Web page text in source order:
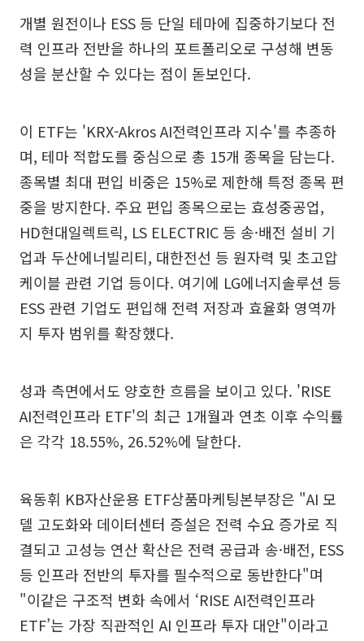
개별 원전이나 ESS 등 단일 테마에 집중하기보다 전
력 인프라 전반을 하나의 포트폴리오로 구성해 변동
성을 분산할 수 있다는 점이 돋보인다.
이 ETF는 'KRX-Akros AI전력인프라 지수'를 추종하
며, 테마 적합도를 중심으로 총 15개 종목을 담는다.
종목별 최대 편입 비중은 15%로 제한해 특정 종목 편
중을 방지한다. 주요 편입 종목으로는 효성중공업,
HD현대일렉트릭, LS ELECTRIC 등 송·배전 설비 기
업과 두산에너빌리티, 대한전선 등 원자력 및 초고압
케이블 관련 기업 등이다. 여기에 LG에너지솔루션 등
ESS 관련 기업도 편입해 전력 저장과 효율화 영역까
지 투자 범위를 확장했다.
성과 측면에서도 양호한 흐름을 보이고 있다. 'RISE
AI전력인프라 ETF'의 최근 1개월과 연초 이후 수익률
은 각각 18.55%, 26.52%에 달한다.
육동휘 KB자산운용 ETF상품마케팅본부장은 "AI 모
델 고도화와 데이터센터 증설은 전력 수요 증가로 직
결되고 고성능 연산 확산은 전력 공급과 송·배전, ESS
등 인프라 전반의 투자를 필수적으로 동반한다"며
"이같은 구조적 변화 속에서 ‘RISE AI전력인프라
ETF’는 가장 직관적인 AI 인프라 투자 대안"이라고